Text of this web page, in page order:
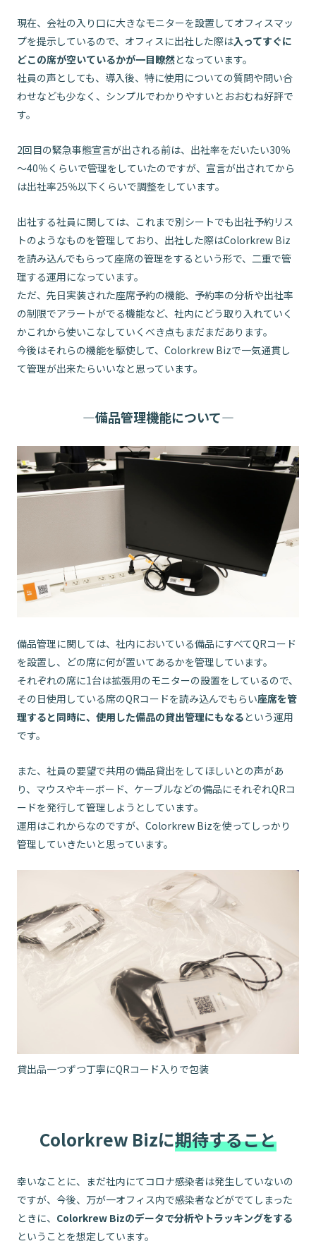
現在、会社の入り口に大きなモニターを設置してオフィスマッ
プを提示しているので、オフィスに出社した際は入ってすぐに
どこの席が空いているかが一目瞭然となっています。
社員の声としても、導入後、特に使用についての質問や問い合
わせなども少なく、シンプルでわかりやすいとおおむね好評で
す。
2回目の緊急事態宣言が出される前は、出社率をだいたい30％
～40％くらいで管理をしていたのですが、宣言が出されてから
は出社率25％以下くらいで調整をしています。
出社する社員に関しては、これまで別シートでも出社予約リス
トのようなものを管理しており、出社した際はColorkrew Biz
を読み込んでもらって座席の管理をするという形で、二重で管
理する運用になっています。
ただ、先日実装された座席予約の機能、予約率の分析や出社率
の制限でアラートがでる機能など、社内にどう取り入れていく
かこれから使いこなしていくべき点もまだまだあります。
今後はそれらの機能を駆使して、Colorkrew Bizで一気通貫し
て管理が出来たらいいなと思っています。
備品管理機能について
備品管理に関しては、社内においている備品にすべてQRコード
を設置し、どの席に何が置いてあるかを管理しています。
それぞれの席に1台は拡張用のモニターの設置をしているので、
その日使用している席のQRコードを読み込んでもらい座席を管
理すると同時に、使用した備品の貸出管理にもなるという運用
です。
また、社員の要望で共用の備品貸出をしてほしいとの声があ
り、マウスやキーボード、ケーブルなどの備品にそれぞれQRコ
ードを発行して管理しようとしています。
運用はこれからなのですが、Colorkrew Bizを使ってしっかり
管理していきたいと思っています。
貸出品一つずつ丁寧にQRコード入りで包装
Colorkrew Bizに期待すること
幸いなことに、まだ社内にてコロナ感染者は発生していないの
ですが、今後、万が一オフィス内で感染者などがでてしまった
ときに、 Colorkrew Bizのデータで分析やトラッキングをする
ということを想定しています。